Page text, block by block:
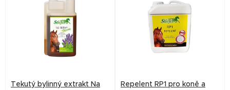
Tekutý bylinný extrakt Na
Repelent RP1 pro koně a